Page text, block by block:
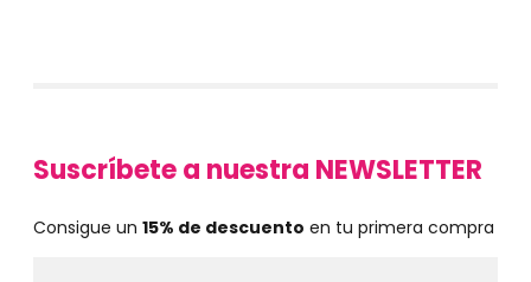
Suscríbete a nuestra NEWSLETTER
Consigue un 15% de descuento en tu primera compra